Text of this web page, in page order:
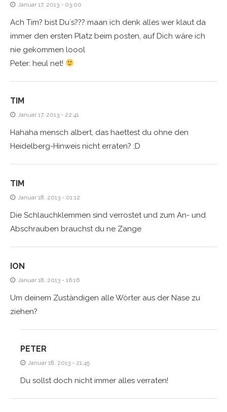
Januar 17, 2013 - 03:00
Ach Tim? bist Du´s??? maan ich denk alles wer klaut da
immer den ersten Platz beim posten, auf Dich wäre ich
nie gekommen loool
Peter: heul net!
TIM
Januar 17, 2013 - 22:41
Hahaha mensch albert, das haettest du ohne den
Heidelberg-Hinweis nicht erraten? ;D
TIM
Januar 18, 2013 - 01:12
Die Schlauchklemmen sind verrostet und zum An- und
Abschrauben brauchst du ne Zange
ION
Januar 18, 2013 - 16:16
Um deinem Zuständigen alle Wörter aus der Nase zu
ziehen?
PETER
Januar 18, 2013 - 21:45
Du sollst doch nicht immer alles verraten!